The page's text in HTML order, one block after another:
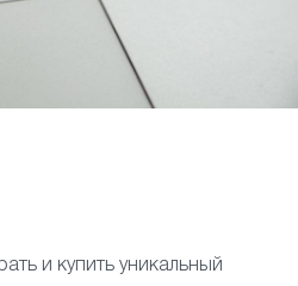
и купить уникальный